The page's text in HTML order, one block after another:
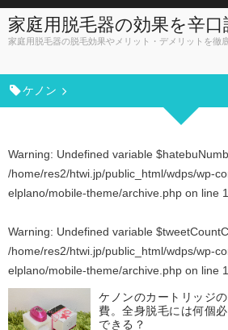
家庭用脱毛器の効果を辛口
家庭用脱毛器の脱毛効果やメリット・デメリットを徹
ケノン
Warning: Undefined variable
/home/res2/htwi.jp/public_html/wdps/wp-
elplano/mobile-theme/archive.php on line
Warning: Undefined variable
/home/res2/htwi.jp/public_html/wdps/wp-
elplano/mobile-theme/archive.php on line
ケノンのカートリッジ
費。全身脱毛には何個
できる？